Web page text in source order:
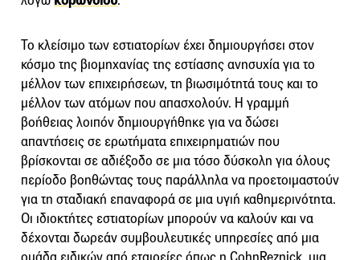
Το κλείσιμο των εστιατορίων έχει δημιουργήσει στον
κόσμο της βιομηχανίας της εστίασης ανησυχία για το
μέλλον των επιχειρήσεων, τη βιωσιμότητά τους και το
μέλλον των ατόμων που απασχολούν. Η γραμμή
βοήθειας λοιπόν δημιουργήθηκε για να δώσει
απαντήσεις σε ερωτήματα επιχειρηματιών που
βρίσκονται σε αδιέξοδο σε μια τόσο δύσκολη για όλους
περίοδο βοηθώντας τους παράλληλα να προετοιμαστούν
για τη σταδιακή επαναφορά σε μια υγιή καθημερινότητα.
Οι ιδιοκτήτες εστιατορίων μπορούν να καλούν και να
δέχονται δωρεάν συμβουλευτικές υπηρεσίες από μια